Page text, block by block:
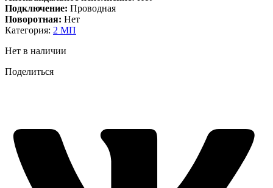
Подключение: Проводная
Поворотная: Нет
Категория: 2 МП
Нет в наличии
Поделиться